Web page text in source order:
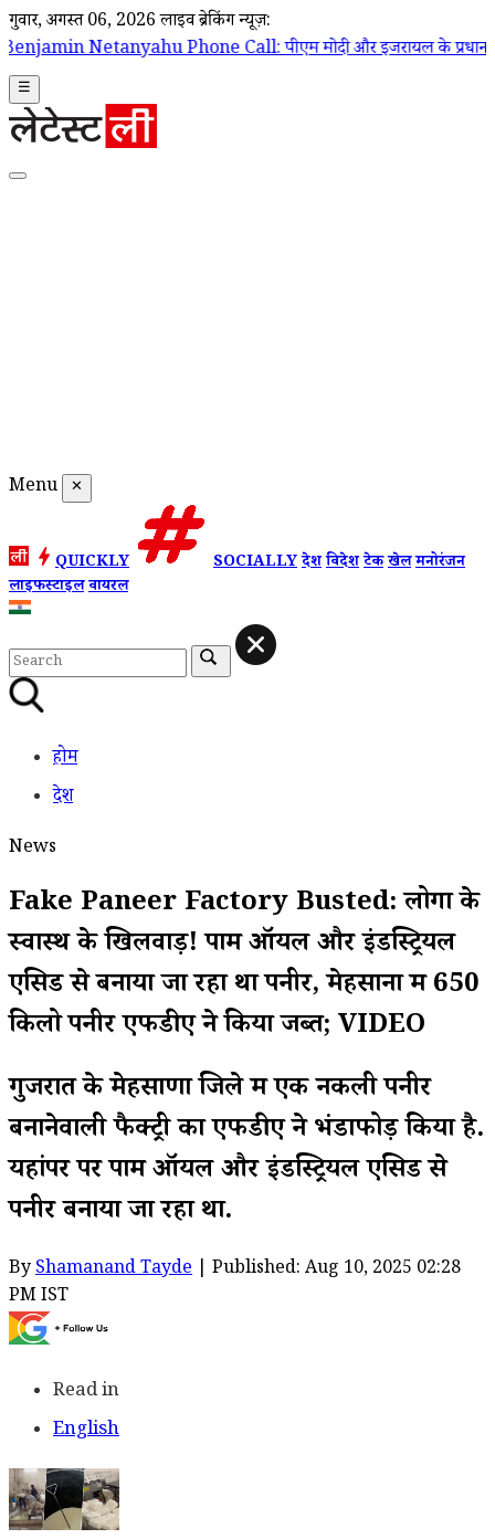
गुरूवार, अगस्त 06, 2026 लाइव ब्रेकिंग न्यूज़:
Phone Call: पीएम मोदी और इजरायल के प्रधानमंत्री बेंजामिन नेतन्याहू
☰
Menu ✕
QUICKLY SOCIALLYदेशविदेशटेकखेलमनोरंजन
लाइफस्टाइलवायरल
होम
देश
News
Fake Paneer Factory Busted: लोगों के
स्वास्थ के खिलवाड़! पाम ऑयल और इंडस्ट्रियल
एसिड से बनाया जा रहा था पनीर, मेहसाना में 650
किलो पनीर एफडीए ने किया जब्त; VIDEO
गुजरात के मेहसाणा जिले में एक नकली पनीर
बनानेवाली फैक्ट्री का एफडीए ने भंडाफोड़ किया है.
यहांपर पर पाम ऑयल और इंडस्ट्रियल एसिड से
पनीर बनाया जा रहा था.
ByShamanand Tayde | Published: Aug 10, 2025 02:28
PM IST
Read in
English